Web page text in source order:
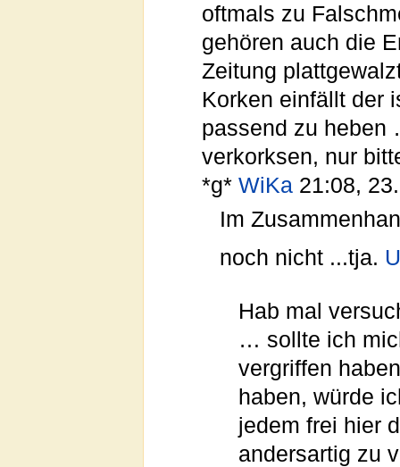
oftmals zu
gehören auch die
Zeitung
Korken einfällt der
passend zu heben
verkorksen, nur
*g* WiKa21:08, 23.
Im
noch nicht ...tja.
Hab mal
… sollte ich
vergriffen
haben, würde
jedem frei hier
andersartig zu